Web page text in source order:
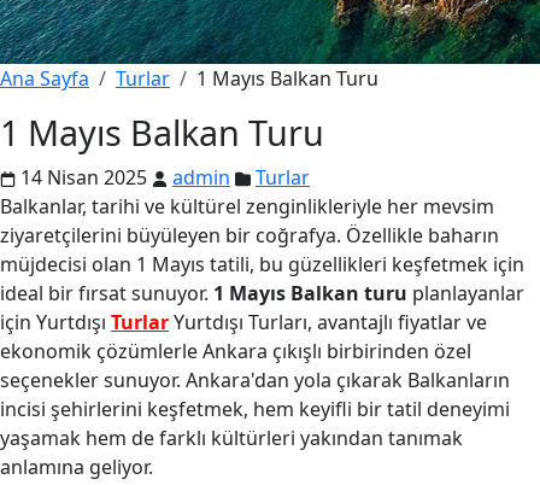
Ana Sayfa Turlar 1 Mayıs Balkan Turu
1 Mayıs Balkan Turu
14 Nisan 2025 admin
Turlar
Balkanlar, tarihi ve kültürel zenginlikleriyle her mevsim
ziyaretçilerini büyüleyen bir coğrafya. Özellikle baharın
müjdecisi olan 1 Mayıs tatili, bu güzellikleri keşfetmek için
ideal bir fırsat sunuyor. 1 Mayıs Balkan turu planlayanlar
için Yurtdışı TurlarYurtdışı Turları, avantajlı fiyatlar ve
ekonomik çözümlerle Ankara çıkışlı birbirinden özel
seçenekler sunuyor. Ankara'dan yola çıkarak Balkanların
incisi şehirlerini keşfetmek, hem keyifli bir tatil deneyimi
yaşamak hem de farklı kültürleri yakından tanımak
anlamına geliyor.